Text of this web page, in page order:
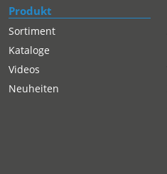
Produkt
Sortiment
Kataloge
Videos
Neuheiten